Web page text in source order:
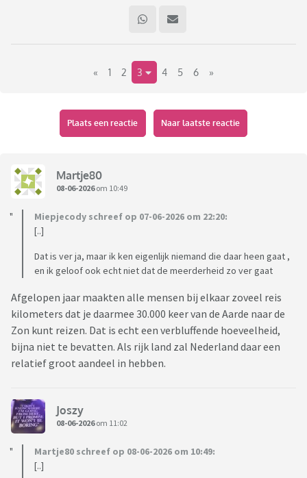
Ik dacht, laat ik eens een topic openen voor de mensen in de
minderheid.
Ik hou niet van vliegen en heb vliegangst. Hou niet van
En de grootste reden: ik wil het gevoel hebben dat ik snel
naar huis kan als er wat is.
Nederland, Belgie, Duitsland die ook een vakantiegevoel
kunnen geven?
Ik vind Zuid Limburg en de Veluwe tot nu toe de leukste
plekken van Nederland.
Ardennen en Hoge kempen in Belgie en de Eifel in Duitsland
Hebben jullie nog leuke ideeën? Ik heb geen kinderen en ga
meestal met 1 reisgenoot weg.
Eigen ervaringen lees ik ook graag.
« 1 2 3 4 5 6 »
Plaats een reactie Naar laatste reactie
Martje80
08-06-2026om 10:49
Miepjecody schreef op 07-06-2026 om 22:20:
[..]
Dat is ver ja, maar ik ken eigenlijk niemand die daar heen gaat ,
en ik geloof ook echt niet dat de meerderheid zo ver gaat
Afgelopen jaar maakten alle mensen bij elkaar zoveel reis
kilometers dat je daarmee 30.000 keer van de Aarde naar de
Zon kunt reizen. Dat is echt een verbluffende hoeveelheid,
bijna niet te bevatten. Als rijk land zal Nederland daar een
relatief groot aandeel in hebben.
Joszy
08-06-2026om 11:02
Martje80 schreef op 08-06-2026 om 10:49:
[..]